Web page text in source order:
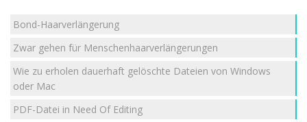
Bond-Haarverlängerung
Zwar gehen für Menschenhaarverlängerungen
Wie zu erholen dauerhaft gelöschte Dateien von Windows
oder Mac
PDF-Datei in Need Of Editing